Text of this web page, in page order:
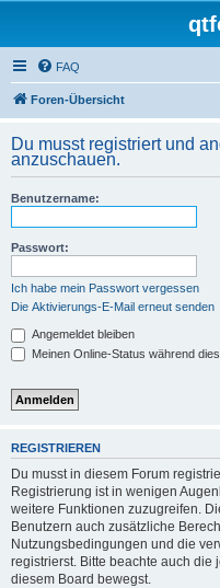
FAQ
Foren-Übersicht
Du musst registriert und
anzuschauen.
Benutzername:
Passwort:
Ich habe mein Passwort vergessen
Die Aktivierungs-E-Mail erneut senden
Angemeldet bleiben
Meinen Online-Status während
REGISTRIEREN
Du musst in diesem Forum
Registrierung ist in wenigen
weitere Funktionen zuzugreifen.
Benutzern auch zusätzliche
Nutzungsbedingungen und die
registrierst. Bitte beachte auch
diesem Board bewegst.